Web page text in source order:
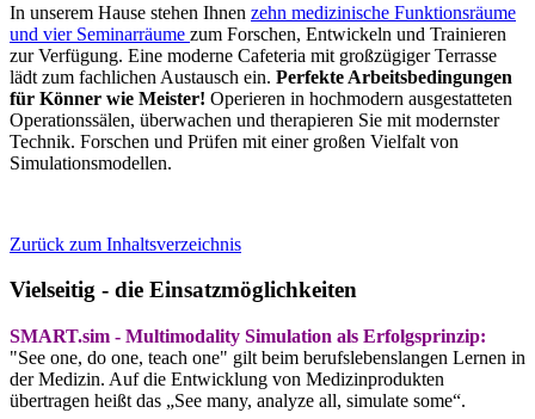
In unserem Hause stehen Ihnen zehn medizinische Funktionsräume
und vier Seminarräume zum Forschen, Entwickeln und Trainieren
zur Verfügung. Eine moderne Cafeteria mit großzügiger Terrasse
lädt zum fachlichen Austausch ein. Perfekte Arbeitsbedingungen
für Könner wie Meister! Operieren in hochmodern ausgestatteten
Operationssälen, überwachen und therapieren Sie mit modernster
Technik. Forschen und Prüfen mit einer großen Vielfalt von
Simulationsmodellen.
Zurück zum Inhaltsverzeichnis
Vielseitig - die Einsatzmöglichkeiten
SMART.sim - Multimodality Simulation als Erfolgsprinzip:
"See one, do one, teach one" gilt beim berufslebenslangen Lernen in
der Medizin. Auf die Entwicklung von Medizinprodukten
übertragen heißt das „See many, analyze all, simulate some“.